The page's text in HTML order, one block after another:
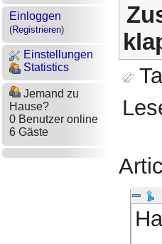
Einloggen
(Registrieren)
Einstellungen
Statistics
Jemand zu
Hause?
0 Benutzer online
6 Gäste